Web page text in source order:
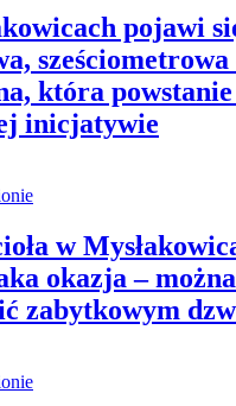
pojawi
która
inicjatywie
w
okazja –
zabytkowym